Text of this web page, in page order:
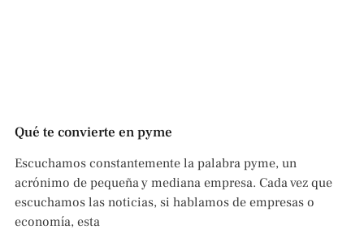
Qué te convierte en pyme
Escuchamos constantemente la palabra pyme, un
acrónimo de pequeña y mediana empresa. Cada vez que
escuchamos las noticias, si hablamos de empresas o
economía, esta